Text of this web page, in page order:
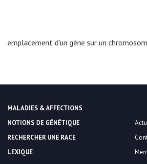
emplacement d’un gène sur un
MALADIES & AFFECTIONS
NOTIONS DE GÉNÉTIQUE
RECHERCHER UNE RACE
LEXIQUE